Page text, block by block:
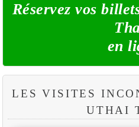
Réservez vos
en
LES VISITES
UTHAI